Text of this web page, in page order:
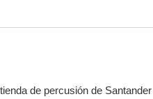
de percusión de